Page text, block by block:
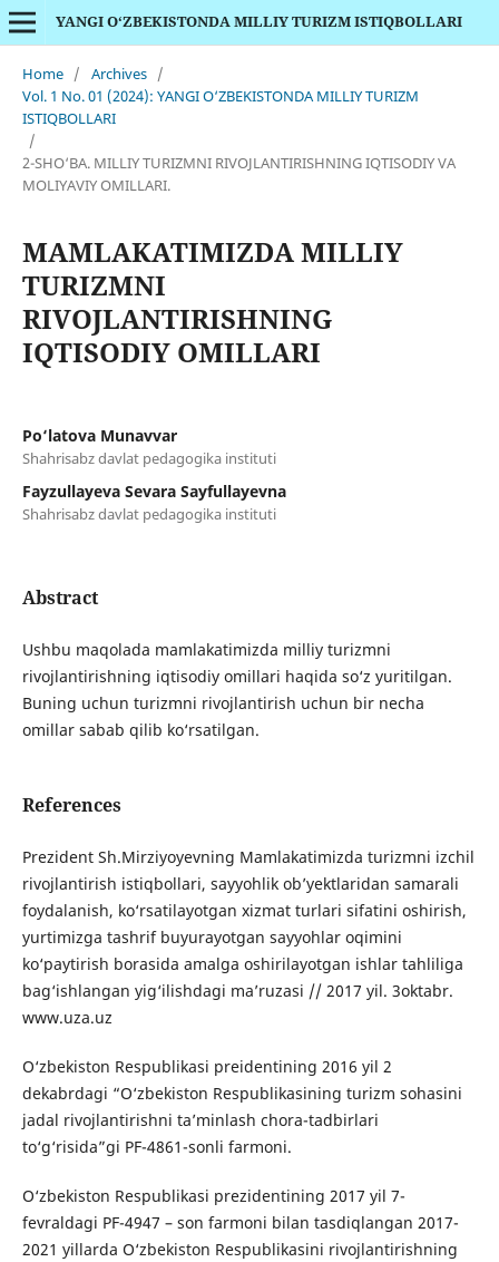
YANGI O‘ZBEKISTONDA MILLIY TURIZM ISTIQBOLLARI
Home / Archives /
Vol. 1 No. 01 (2024): YANGI O‘ZBEKISTONDA MILLIY TURIZM
ISTIQBOLLARI
/
2-SHO‘BA. MILLIY TURIZMNI RIVOJLANTIRISHNING IQTISODIY VA
MOLIYAVIY OMILLARI.
MAMLAKATIMIZDA MILLIY
TURIZMNI
RIVOJLANTIRISHNING
IQTISODIY OMILLARI
Po‘latova Munavvar
Shahrisabz davlat pedagogika instituti
Fayzullayeva Sevara Sayfullayevna
Shahrisabz davlat pedagogika instituti
Abstract
Ushbu maqolada mamlakatimizda milliy turizmni
rivojlantirishning iqtisodiy omillari haqida so‘z yuritilgan.
Buning uchun turizmni rivojlantirish uchun bir necha
omillar sabab qilib ko‘rsatilgan.
References
Prezident Sh.Mirziyoyevning Mamlakatimizda turizmni izchil
rivojlantirish istiqbollari, sayyohlik ob’yektlaridan samarali
foydalanish, ko‘rsatilayotgan xizmat turlari sifatini oshirish,
yurtimizga tashrif buyurayotgan sayyohlar oqimini
ko‘paytirish borasida amalga oshirilayotgan ishlar tahliliga
bag‘ishlangan yig‘ilishdagi ma’ruzasi // 2017 yil. 3oktabr.
www.uza.uz
O‘zbekiston Respublikasi preidentining 2016 yil 2
dekabrdagi “O‘zbekiston Respublikasining turizm sohasini
jadal rivojlantirishni ta’minlash chora-tadbirlari
to‘g‘risida”gi PF-4861-sonli farmoni.
O‘zbekiston Respublikasi prezidentining 2017 yil 7-
fevraldagi PF-4947 – son farmoni bilan tasdiqlangan 2017-
2021 yillarda O‘zbekiston Respublikasini rivojlantirishning